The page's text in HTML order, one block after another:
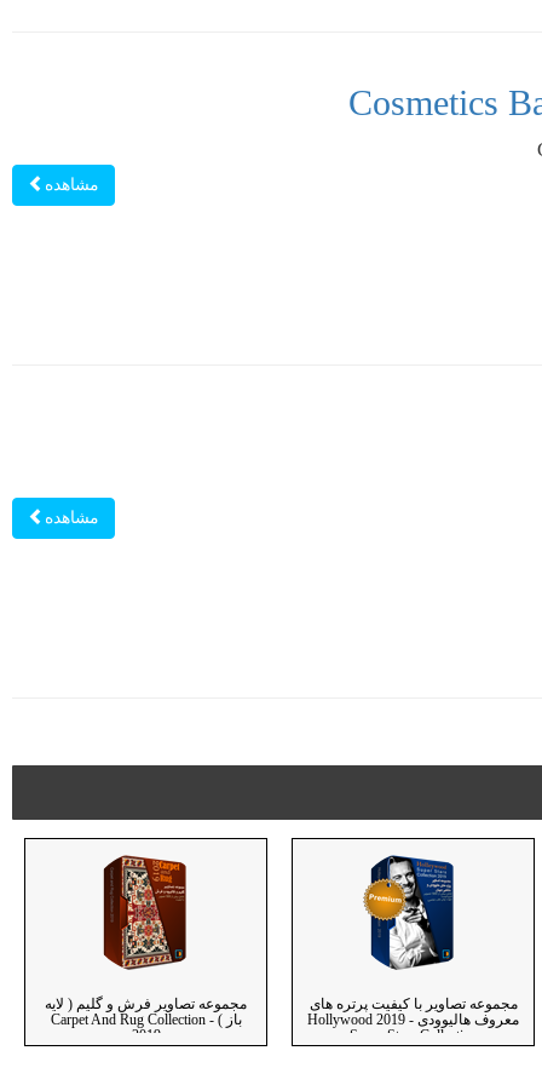
مشاهده
مشاهده
مجموعه تصاویر فرش و گلیم ( لایه
باز ) - Carpet And Rug Collection
2019
مجموعه تصاویر با کیفیت پرتره های
معروف هالیوودی - 2019 Hollywood
Super Stars Collection